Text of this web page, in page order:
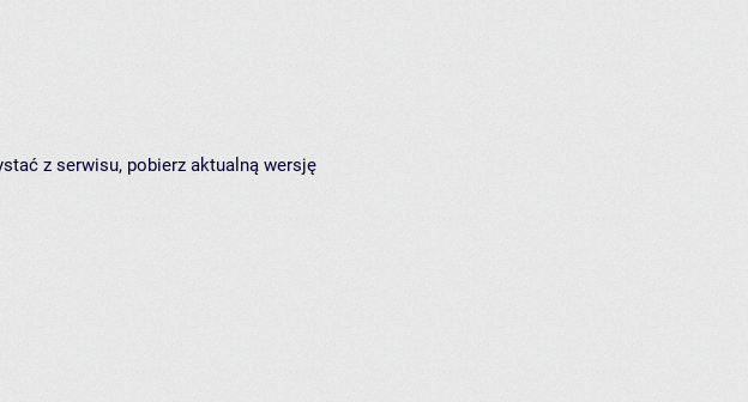
z serwisu, pobierz aktualną wersję